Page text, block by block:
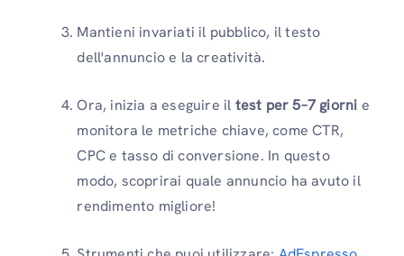
Mantieni invariati il ​​pubblico, il testo
dell'annuncio e la creatività.
Ora, inizia a eseguire il test per 5–7 giorni e
monitora le metriche chiave, come CTR,
CPC e tasso di conversione. In questo
modo, scoprirai quale annuncio ha avuto il
rendimento migliore!